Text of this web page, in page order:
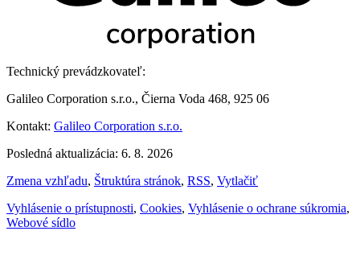
Technický prevádzkovateľ:
Galileo Corporation s.r.o., Čierna Voda 468, 925 06
Kontakt: Galileo Corporation s.r.o.
Posledná aktualizácia: 6. 8. 2026
Zmena vzhľadu, Štruktúra stránok, RSS, Vytlačiť
Vyhlásenie o prístupnosti, Cookies, Vyhlásenie o ochrane súkromia,
Webové sídlo